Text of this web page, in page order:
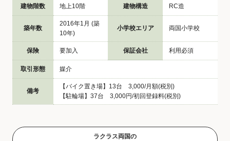
建物階数 地上10階 建物構造 RC造
築年数
2016年1月 (築
10年)
小学校エリア 両国小学校
保険 要加入 保証会社 利用必須
取引形態 媒介
備考
【バイク置き場】13台 3,000/月額(税別)
【駐輪場】37台 3,000円/初回登録料(税別)
ラクラス両国の